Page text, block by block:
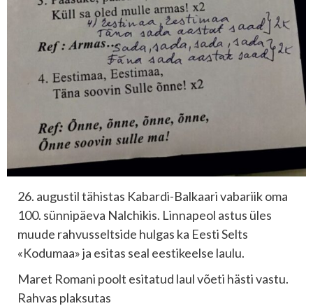
26. augustil tähistas Kabardi-Balkaari vabariik oma
100. sünnipäeva Nalchikis. Linnapeol astus üles
muude rahvusseltside hulgas ka Eesti Selts
«Kodumaa» ja esitas seal eestikeelse laulu.
Maret Romani poolt esitatud laul võeti hästi vastu.
Rahvas plaksutas